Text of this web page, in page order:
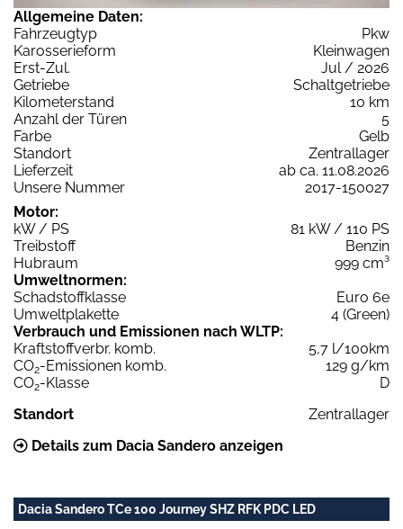
Allgemeine Daten:
Fahrzeugtyp
Pkw
Karosserieform
Kleinwagen
Erst-Zul.
Jul / 2026
Getriebe
Schaltgetriebe
Kilometerstand
10 km
Anzahl der Türen
5
Farbe
Gelb
Standort
Zentrallager
Lieferzeit
ab ca. 11.08.2026
Unsere Nummer
2017-150027
Motor:
kW / PS
81 kW / 110 PS
Treibstoff
Benzin
Hubraum
999 cm³
Umweltnormen:
Schadstoffklasse
Euro 6e
Umweltplakette
4 (Green)
Verbrauch und Emissionen nach WLTP:
Kraftstoffverbr. komb.
5,7 l/100km
CO2-Emissionen komb.
129 g/km
CO2-Klasse
D
Standort
Zentrallager
Details zum Dacia Sandero anzeigen
Dacia Sandero TCe 100 Journey SHZ RFK PDC LED